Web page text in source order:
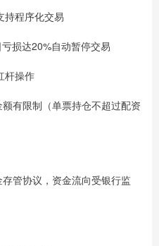
持程序化交易
损达20%自动暂停交易
杆操作
有限制（单票持仓不超过配资
管协议，资金流向受银行监